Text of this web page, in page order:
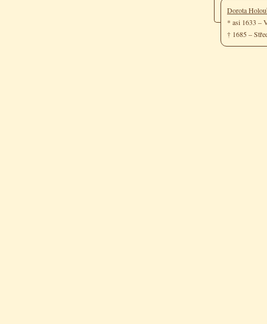
Dorota
* asi 1633 –
† 1685 –